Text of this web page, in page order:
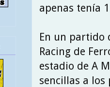
apenas tenía
En un partido
Racing de
estadio de A
sencillas a los